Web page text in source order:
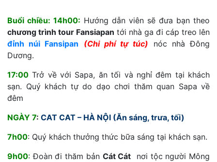
Buổi chiều: 14h00: Hướng dẫn viên sẽ đưa bạn theo
chương trình tour Fansiapan tới nhà ga đi cáp treo lên
đỉnh núi Fansipan
(Chi phí tự túc) nóc nhà Đông
Dương.
17:00 Trở về với Sapa, ăn tối và nghỉ đêm tại khách
sạn. Quý khách tự do dạo chơi thăm quan Sapa về
đêm
NGÀY 7: CAT CAT – HÀ NỘI (Ăn sáng, trưa, tối)
7h00: Quý khách thưởng thức bữa sáng tại khách sạn.
9h00: Đoàn đi thăm bản Cát Cát nơi tộc người Mông